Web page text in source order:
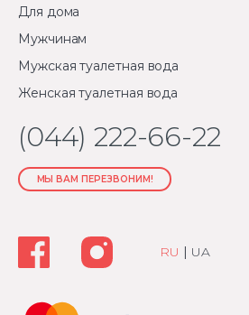
Для дома
Мужчинам
Мужская туалетная вода
Женская туалетная вода
(044) 222-66-22
МЫ ВАМ ПЕРЕЗВОНИМ!
RU | UA